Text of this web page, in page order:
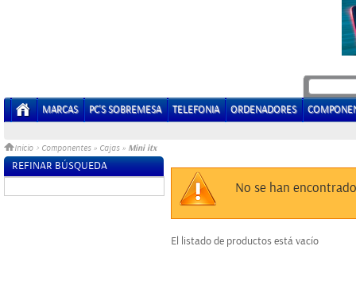
MARCAS PC'S SOBREMESA TELEFONIA ORDENADORES
Inicio > Componentes » Cajas » Mini itx
REFINAR BÚSQUEDA
No se han
El listado de productos está vacío